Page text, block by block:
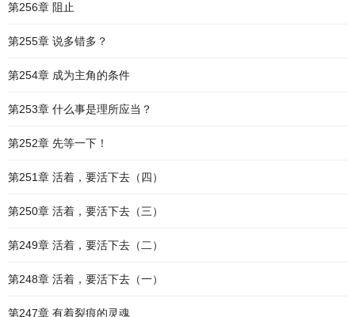
第256章 阻止
第255章 说多错多？
第254章 成为主角的条件
第253章 什么事是理所应当？
第252章 先等一下！
第251章 活着，要活下去（四）
第250章 活着，要活下去（三）
第249章 活着，要活下去（二）
第248章 活着，要活下去（一）
第247章 有着裂痕的灵魂